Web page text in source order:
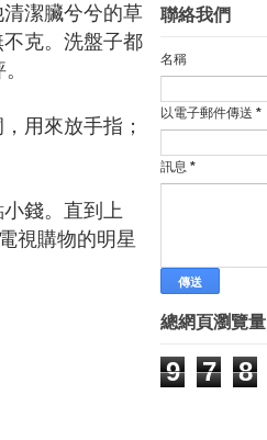
行銷課程
主張年代
團隊
潔臟兮兮的草
克。洗盤子都
用來放手指；
錢。直到上
視購物的明星
聯絡我們
名稱
以電子郵件傳送 *
訊息 *
總網頁瀏覽量
9 7 8